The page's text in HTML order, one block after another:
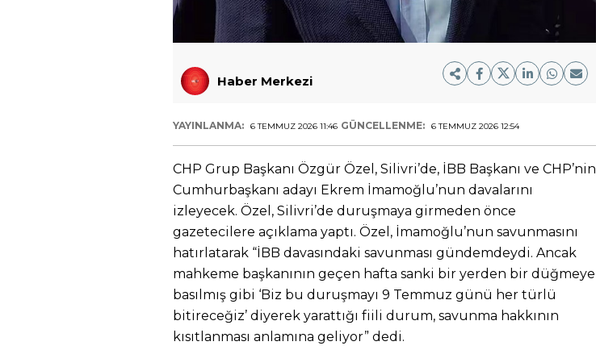
Haber Merkezi
YAYINLANMA: 6 TEMMUZ 2026 11:46 GÜNCELLENME: 6 TEMMUZ 2026 12:54
CHP Grup Başkanı Özgür Özel, Silivri’de, İBB Başkanı ve CHP’nin
Cumhurbaşkanı adayı Ekrem İmamoğlu’nun davalarını
izleyecek. Özel, Silivri’de duruşmaya girmeden önce
gazetecilere açıklama yaptı. Özel, İmamoğlu’nun savunmasını
hatırlatarak “İBB davasındaki savunması gündemdeydi. Ancak
mahkeme başkanının geçen hafta sanki bir yerden bir düğmeye
basılmış gibi ‘Biz bu duruşmayı 9 Temmuz günü her türlü
bitireceğiz’ diyerek yarattığı fiili durum, savunma hakkının
kısıtlanması anlamına geliyor” dedi.